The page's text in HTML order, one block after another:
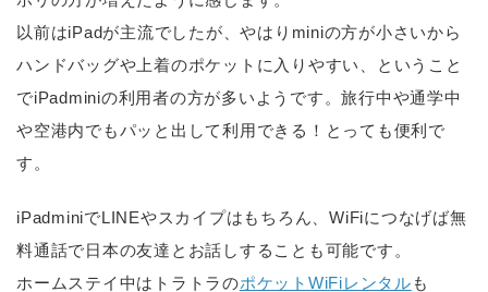
以前はiPadが主流でしたが、やはりminiの方が小さいから
ハンドバッグや上着のポケットに入りやすい、ということ
でiPadminiの利用者の方が多いようです。旅行中や通学中
や空港内でもパッと出して利用できる！とっても便利で
す。
iPadminiでLINEやスカイプはもちろん、WiFiにつなげば無
料通話で日本の友達とお話しすることも可能です。
ホームステイ中はトラトラのポケットWiFiレンタル も